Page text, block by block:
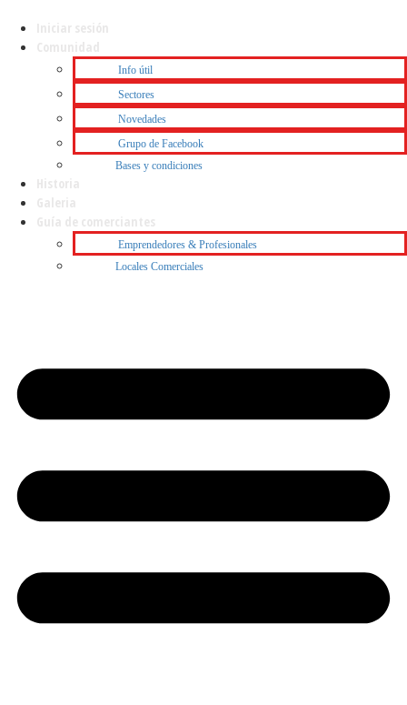
Info útil
Sectores
Novedades
Grupo de Facebook
Bases y condiciones
Emprendedores & Profesionales
Locales Comerciales